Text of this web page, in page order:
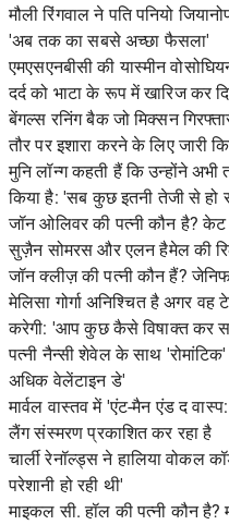
मौली रिंगवाल ने पति पनियो
'अब तक का सबसे अच्छा फैसला'
एमएसएनबीसी की यास्मीन
दर्द को भाटा के रूप में खारिज कर
बेंगल्स रनिंग बैक जो मिक्सन
तौर पर इशारा करने के लिए जारी
मुनि लॉन्ग कहती हैं कि उन्होंने
किया है: 'सब कुछ इतनी तेजी से हो
जॉन ओलिवर की पत्नी कौन है?
सुज़ैन सोमरस और एलन हैमेल की
जॉन क्लीज़ की पत्नी कौन हैं?
मेलिसा गोर्गा अनिश्चित है अगर
करेगी: 'आप कुछ कैसे विषाक्त कर
पत्नी नैन्सी शेवेल के साथ 'रोमांटिक'
अधिक वेलेंटाइन डे'
मार्वल वास्तव में 'एंट-मैन एंड द
लैंग संस्मरण प्रकाशित कर रहा है
चार्ली रेनॉल्ड्स ने हालिया वोकल
परेशानी हो रही थी'
माइकल सी. हॉल की पत्नी कौन